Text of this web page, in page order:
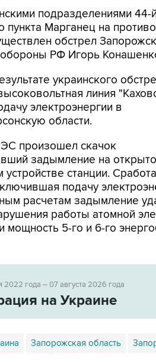
подразделениями 44-
пункта Марганец на
обстрел
РФ Игорь
украинского
линия
электроэнергии в
области.
произошел скачок
задымление на
станции.
подачу
расчетам задымление
работы атомной
мощность 5-го и 6-го
2022 года – 07 августа 2026 года
на Украине
Запорожская область